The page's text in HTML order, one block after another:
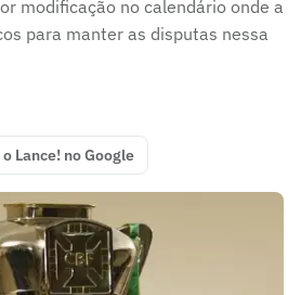
modificação no calendário onde a
para manter as disputas nessa
Lance! no Google